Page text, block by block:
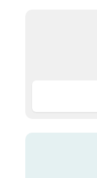
balkón alebo
(zdarma) •
čaju •24-